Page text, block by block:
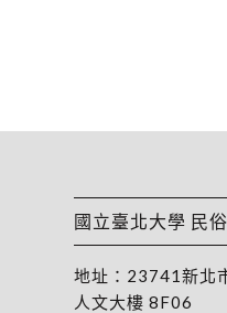
國立臺北大學 民
地址： 23741新北
人文大樓 8F06